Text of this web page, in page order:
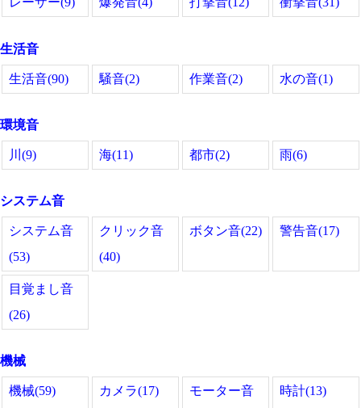
生活音
生活音(90) 騒音(2) 作業音(2) 水の音(1)
環境音
川(9) 海(11) 都市(2) 雨(6)
システム音
システム音
(53)
クリック音
(40)
ボタン音(22) 警告音(17)
目覚まし音
(26)
機械
機械(59) カメラ(17)
モーター音
時計(13)